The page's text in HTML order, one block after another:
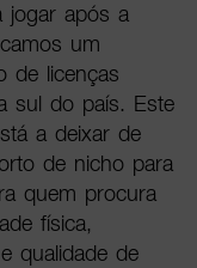
jogar após a
um
de licenças
sul do país. Este
a deixar de
de nicho para
quem procura
física,
qualidade de